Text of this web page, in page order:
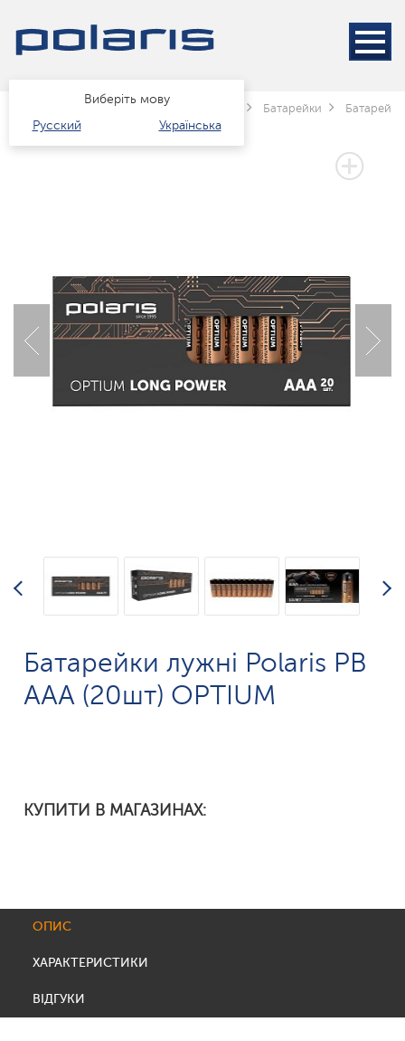
Виберіть мову
Русский
Українська
Каталог Техніка для дому Батарейки
Батарейки лужні Polaris PB
ААА (20шт) OPTIUM
КУПИТИ В МАГАЗИНАХ:
ОПИС
ХАРАКТЕРИСТИКИ
ВІДГУКИ